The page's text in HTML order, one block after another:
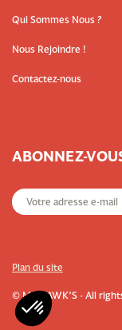
Qui Sommes Nous ?
Nous Rejoindre !
Contactez-nous
ABONNEZ-
© MOHAWK’S - All
Plan du site